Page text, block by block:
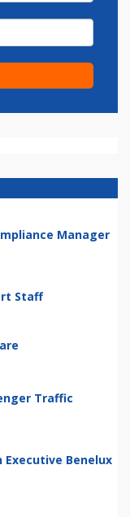
Manager
Staff
Traffic
Executive Benelux